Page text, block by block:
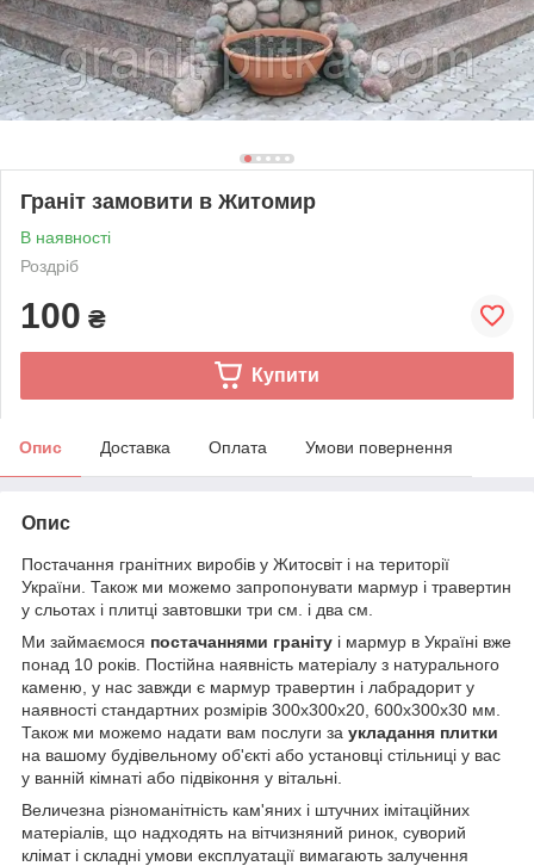
Граніт замовити в Житомир
В наявності
Роздріб
100 ₴
Купити
Опис Доставка Оплата Умови повернення
Опис
Постачання гранітних виробів у Житосвіт і на території
України. Також ми можемо запропонувати мармур і травертин
у сльотах і плитці завтовшки три см. і два см.
Ми займаємося постачаннями граніту і мармур в Україні вже
понад 10 років. Постійна наявність матеріалу з натурального
каменю, у нас завжди є мармур травертин і лабрадорит у
наявності стандартних розмірів 300х300х20, 600х300х30 мм.
Також ми можемо надати вам послуги за укладання плитки
на вашому будівельному об'єкті або установці стільниці у вас
у ванній кімнаті або підвіконня у вітальні.
Величезна різноманітність кам'яних і штучних імітаційних
матеріалів, що надходять на вітчизняний ринок, суворий
клімат і складні умови експлуатації вимагають залучення